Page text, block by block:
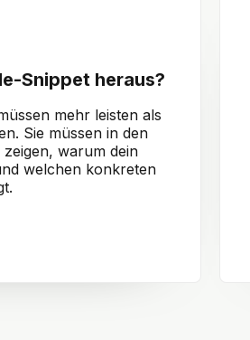
Snippet heraus?
mehr leisten als
Sie müssen in den
warum dein
welchen konkreten